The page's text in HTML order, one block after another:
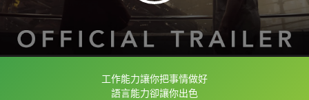
工作能力讓你把事情做好
語言能力卻讓你出色
框選或點兩下字幕可以直接查字典喔！